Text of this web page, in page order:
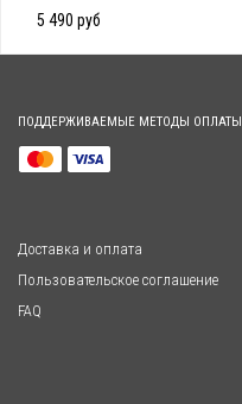
5 490 руб
ПОДДЕРЖИВАЕМЫЕ МЕТОДЫ ОПЛАТЫ
Доставка и оплата
Пользовательское соглашение
FAQ